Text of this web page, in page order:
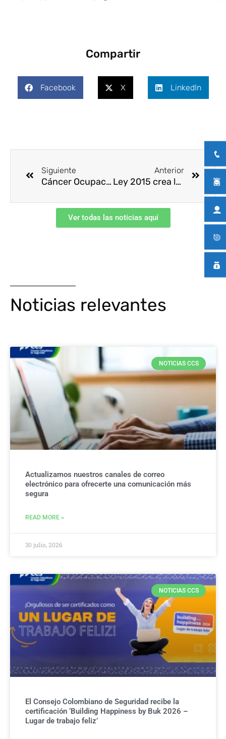
Compartir
Facebook X LinkedIn
Siguiente
Cáncer Ocupacional
Anterior
Ley 2015 crea la Historia Clínica Electrónica
Ver todas las noticias aquí
Noticias relevantes
NOTICIAS CCS
Actualizamos nuestros canales de correo
electrónico para ofrecerte una comunicación más
segura
READ MORE »
30 julio, 2026
NOTICIAS CCS
El Consejo Colombiano de Seguridad recibe la
certificación ‘Building Happiness by Buk 2026 –
Lugar de trabajo feliz’